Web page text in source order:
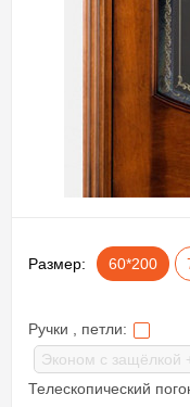
Размер: 60*200
Ручки , петли:
Телескопический